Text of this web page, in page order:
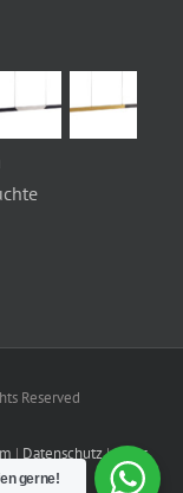
Reserved
| Datenschutz|AGBs
gerne!